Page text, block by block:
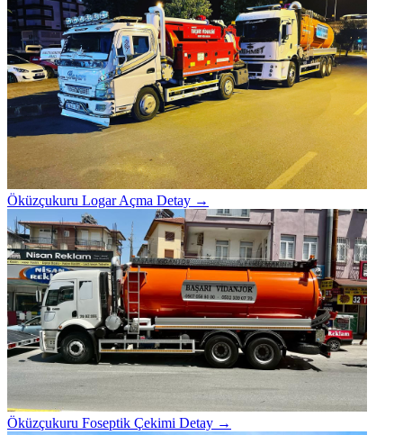
Öküzçukuru Logar Açma Detay →
Öküzçukuru Foseptik Çekimi Detay →